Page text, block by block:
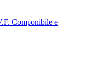
Componibile e